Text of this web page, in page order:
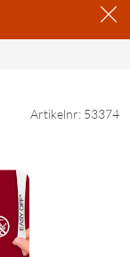
Artikelnr: 53374